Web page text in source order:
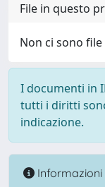
File in questo
Non ci sono
I documenti in
tutti i diritti
indicazione.
Informazioni